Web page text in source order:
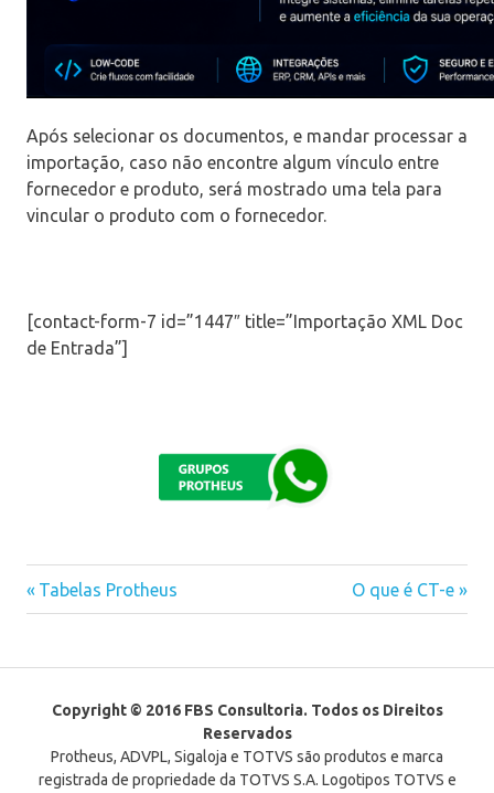
Após selecionar os documentos, e mandar processar a
importação, caso não encontre algum vínculo entre
fornecedor e produto, será mostrado uma tela para
vincular o produto com o fornecedor.
[contact-form-7 id=”1447″ title=”Importação XML Doc
de Entrada”]
Navegação
Post
Previous
Post:
Tabelas Protheus
Next
Post:
O que é CT-e
Copyright © 2016 FBS Consultoria. Todos os Direitos
Reservados
Protheus, ADVPL, Sigaloja e TOTVS são produtos e marca
registrada de propriedade da TOTVS S.A. Logotipos TOTVS e